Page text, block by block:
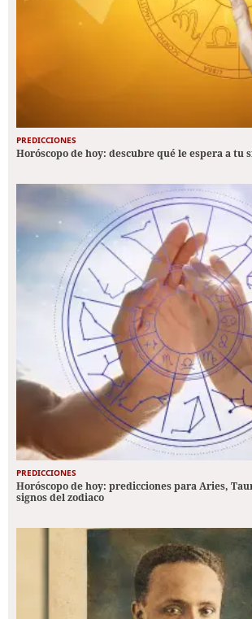
PREDICCIONES
Horóscopo de hoy: descubre qué le espera a tu
PREDICCIONES
Horóscopo de hoy: predicciones para Aries,
signos del zodiaco